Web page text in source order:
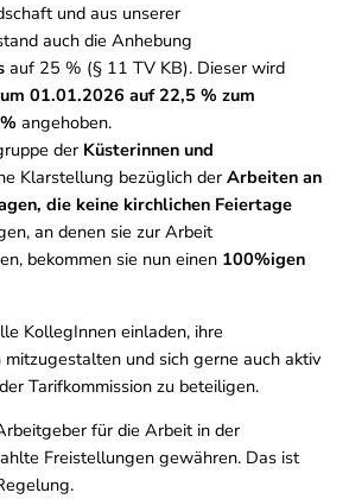
und aus unserer
auch die Anhebung
auf 25 % (§ 11 TV KB). Dieser wird
01.01.2026 auf 22,5 % zum
angehoben.
der Küsterinnen und
Klarstellung bezüglich der Arbeiten an
die keine kirchlichen Feiertage
an denen sie zur Arbeit
bekommen sie nun einen 100%igen
KollegInnen einladen, ihre
und sich gerne auch aktiv
Tarifkommission zu beteiligen.
für die Arbeit in der
Freistellungen gewähren. Das ist